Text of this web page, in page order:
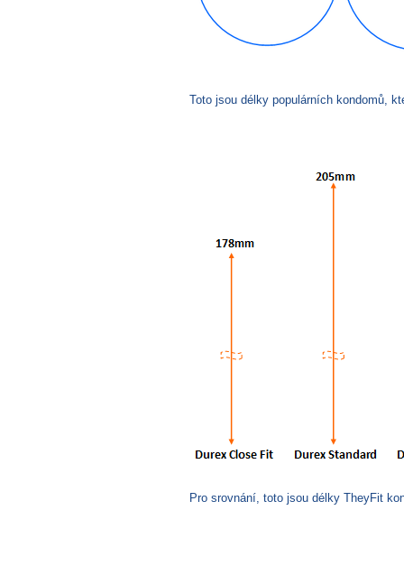
Toto jsou délky populárních kondomů,
Pro srovnání, toto jsou délky TheyFit